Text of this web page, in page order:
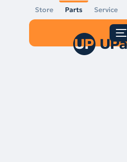
Store Parts Service